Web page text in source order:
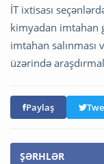
İT ixtisası
kimyadan imtahan
imtahan salınması
üzərində
Paylaş
ŞƏRHLƏR